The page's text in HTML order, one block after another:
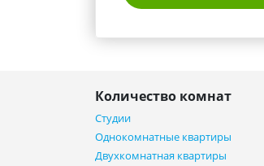
Количество комнат
Студии
Однокомнатные квартиры
Двухкомнатная квартиры